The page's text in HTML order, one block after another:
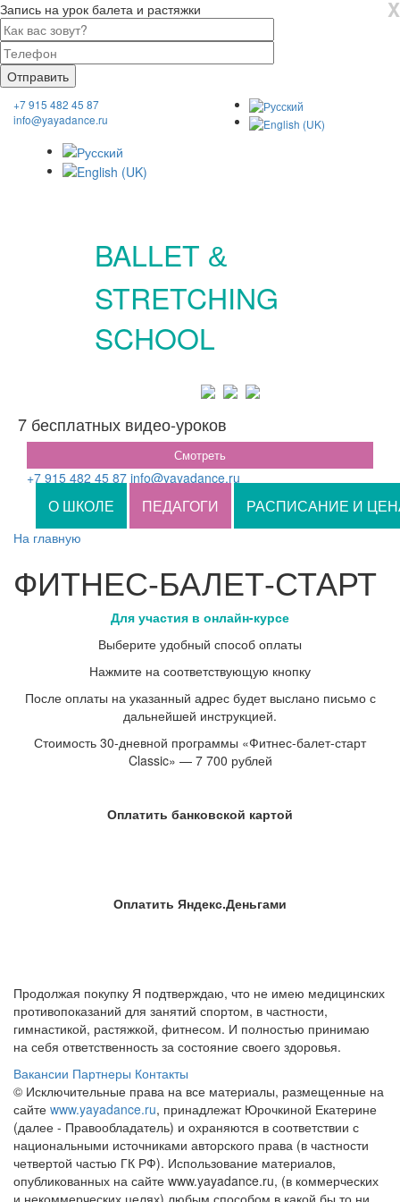
X
Запись на урок балета и растяжки
+7 915 482 45 87
info@yayadance.ru
BALLET &
STRETCHING
SCHOOL
7 бесплатных видео-уроков
Смотреть
+7 915 482 45 87 info@yayadance.ru
О ШКОЛЕ ПЕДАГОГИ РАСПИСАНИЕ И
На главную
ФИТНЕС-БАЛЕТ-СТАРТ
Для участия в онлайн-курсе
Выберите удобный способ оплаты
Нажмите на соответствующую кнопку
После оплаты на указанный адрес будет выслано письмо с
дальнейшей инструкцией.
Стоимость 30-дневной программы «Фитнес-балет-старт
Classic» — 7 700 рублей
Оплатить банковской картой
Оплатить Яндекс.Деньгами
Продолжая покупку Я подтверждаю, что не имею медицинских
противопоказаний для занятий спортом, в частности,
гимнастикой, растяжкой, фитнесом. И полностью принимаю
на себя ответственность за состояние своего здоровья.
Вакансии Партнеры Контакты
© Исключительные права на все материалы, размещенные на
сайте www.yayadance.ru, принадлежат Юрочкиной Екатерине
(далее - Правообладатель) и охраняются в соответствии с
национальными источниками авторского права (в частности
четвертой частью ГК РФ). Использование материалов,
опубликованных на сайте www.yayadance.ru, (в коммерческих